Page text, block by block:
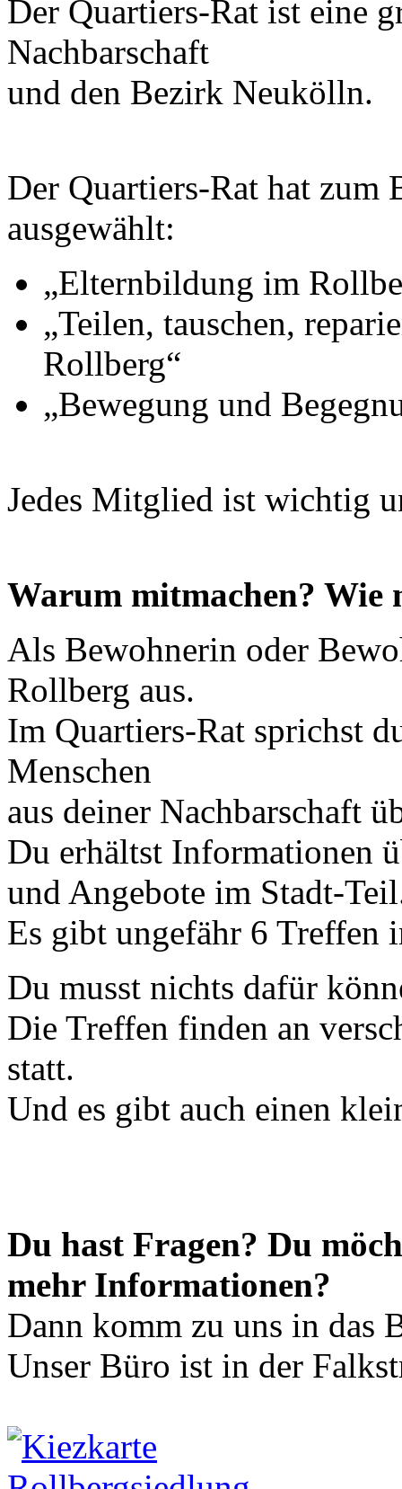
Der Quartiers-Rat ist eine
Nachbarschaft
und den Bezirk Neukölln.
Der Quartiers-Rat hat zum
ausgewählt:
„Elternbildung im
„Teilen, tauschen,
Rollberg“
„Bewegung und
Jedes Mitglied ist wichtig
Warum mitmachen? Wie
Als Bewohnerin oder
Rollberg aus.
Im Quartiers-Rat sprichst
Menschen
aus deiner Nachbarschaft
Du erhältst Informationen
und Angebote im Stadt-
Es gibt ungefähr 6 Treffen
Du musst nichts dafür
Die Treffen finden an
statt.
Und es gibt auch einen
Du hast Fragen? Du
mehr Informationen?
Dann komm zu uns in das
Unser Büro ist in der